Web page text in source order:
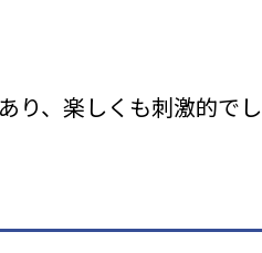
り、楽しくも刺激的でし